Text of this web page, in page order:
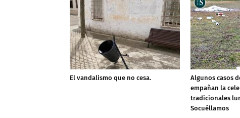
El vandalismo que no cesa.
Algunos casos
empañan la
tradicionales
Socuéllamos